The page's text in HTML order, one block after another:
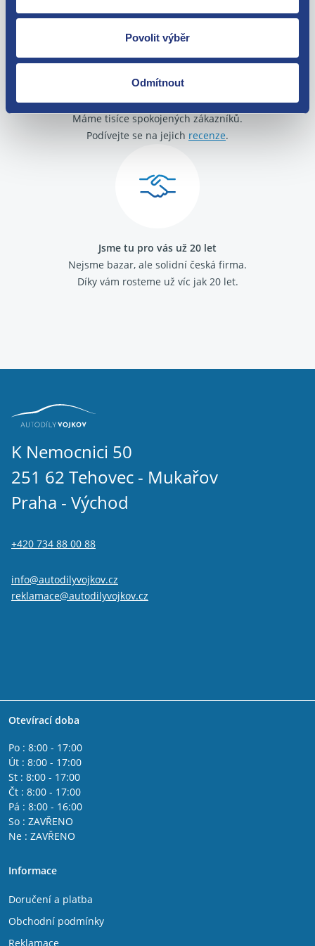
Povolit výběr
Odmítnout
O své zákazníky se staráme
Máme tisíce spokojených zákazníků.
Podívejte se na jejich recenze.
Jsme tu pro vás už 20 let
Nejsme bazar, ale solidní česká firma.
Díky vám rosteme už víc jak 20 let.
K Nemocnici 50
251 62 Tehovec - Mukařov
Praha - Východ
+420 734 88 00 88
info@autodilyvojkov.cz
reklamace@autodilyvojkov.cz
Otevírací doba
Po : 8:00 - 17:00
Út : 8:00 - 17:00
St : 8:00 - 17:00
Čt : 8:00 - 17:00
Pá : 8:00 - 16:00
So : ZAVŘENO
Ne : ZAVŘENO
Informace
Doručení a platba
Obchodní podmínky
Reklamace